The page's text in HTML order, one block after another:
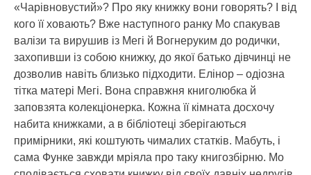
«Чарівновустий»? Про яку книжку вони говорять? І від
кого її ховають? Вже наступного ранку Мо спакував
валізи та вирушив із Мегі й Вогнеруким до родички,
захопивши із собою книжку, до якої батько дівчинці не
дозволив навіть близько підходити. Елінор – одіозна
тітка матері Мегі. Вона справжня книголюбка й
заповзята колекціонерка. Кожна її кімната досхочу
набита книжками, а в бібліотеці зберігаються
примірники, які коштують чималих статків. Мабуть, і
сама Функе завжди мріяла про таку книгозбірню. Мо